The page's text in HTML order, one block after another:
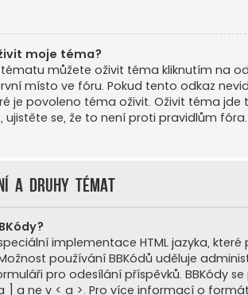
moje téma?
tématu můžete oživit téma kliknutím na
místo ve fóru. Pokud tento odkaz
je povoleno téma oživit. Oživit téma jde
ujistěte se, že to není proti pravidlům fóra.
a druhy témat
implementace HTML jazyka,
používání BBKódů uděluje
pro odesílání příspěvků. BBKódy
] a ne v < a >. Pro více informací o